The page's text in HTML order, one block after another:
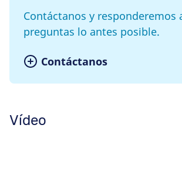
Contáctanos y responderemos
preguntas lo antes posible.
Contáctanos
Vídeo